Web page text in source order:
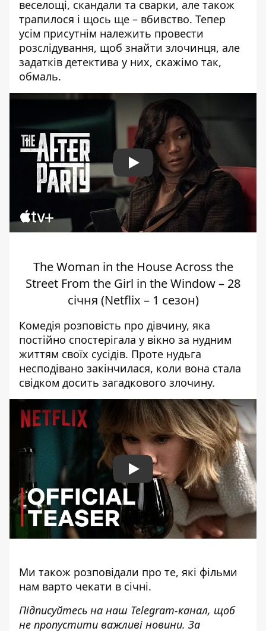
веселощі, скандали та сварки, але також
трапилося і щось ще – вбивство. Тепер
усім присутнім належить провести
розслідування, щоб знайти злочинця, але
задатків детектива у них, скажімо так,
обмаль.
Play
The Woman in the House Across the
Street From the Girl in the Window – 28
січня (Netflix – 1 сезон)
Комедія розповість про дівчину, яка
постійно спостерігала у вікно за нудним
життям своїх сусідів. Проте нудьга
несподівано закінчилася, коли вона стала
свідком досить загадкового злочину.
Play
Ми також розповідали про те, які фільми
нам варто чекати в січні.
Підписуйтесь на наш Telegram-канал, щоб
не пропустити важливі новини. За